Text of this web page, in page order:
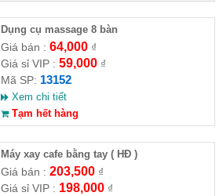
Dụng cụ massage 8 bàn
Giá bán : 64,000₫
Giá sỉ VIP : 59,000₫
Mã SP: 13152
Xem chi tiết
Tạm hết hàng
Máy xay cafe bằng tay ( HĐ )
Giá bán : 203,500₫
Giá sỉ VIP : 198,000₫